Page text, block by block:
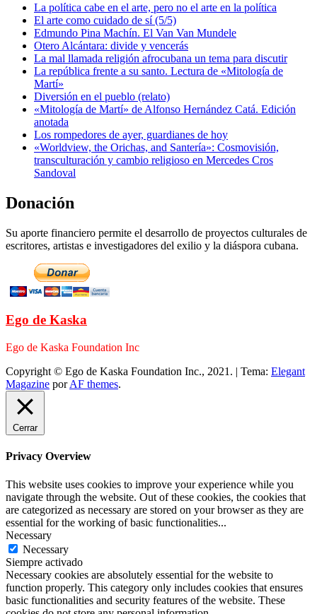
La política cabe en el arte, pero no el arte en la política
El arte como cuidado de sí (5/5)
Edmundo Pina Machín. El Van Van Mundele
Otero Alcántara: divide y vencerás
La mal llamada religión afrocubana un tema para discutir
La república frente a su santo. Lectura de «Mitología de
Martí»
Diversión en el pueblo (relato)
«Mitología de Martí» de Alfonso Hernández Catá. Edición
anotada
Los rompedores de ayer, guardianes de hoy
«Worldview, the Orichas, and Santería»: Cosmovisión,
transculturación y cambio religioso en Mercedes Cros
Sandoval
Donación
Su aporte financiero permite el desarrollo de proyectos culturales de
escritores, artistas e investigadores del exilio y la diáspora cubana.
Ego de Kaska
Ego de Kaska Foundation Inc
Copyright © Ego de Kaska Foundation Inc., 2021. | Tema: Elegant
Magazine porAF themes.
Cerrar
Privacy Overview
This website uses cookies to improve your experience while you
navigate through the website. Out of these cookies, the cookies that
are categorized as necessary are stored on your browser as they are
essential for the working of basic functionalities...
Necessary
Necessary
Siempre activado
Necessary cookies are absolutely essential for the website to
function properly. This category only includes cookies that ensures
basic functionalities and security features of the website. These